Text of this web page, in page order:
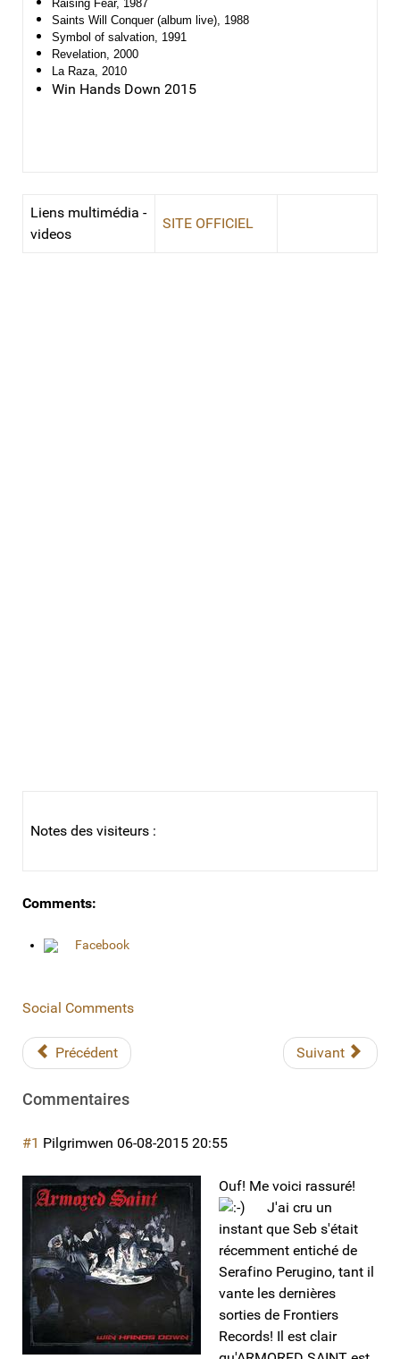
Raising Fear, 1987
Saints Will Conquer(album live), 1988
Symbol of salvation , 1991
Revelation , 2000
La Raza , 2010
Win Hands Down 2015
Liens multimédia -
videos
SITE OFFICIEL
Notes des visiteurs :
Comments:
Facebook
Social Comments
Précédent Suivant
Commentaires
#1 Pilgrimwen 06-08-2015 20:55
Ouf! Me voici rassuré!
J'ai cru un
instant que Seb s'était
récemment entiché de
Serafino Perugino, tant il
vante les dernières
sorties de Frontiers
Records! Il est clair